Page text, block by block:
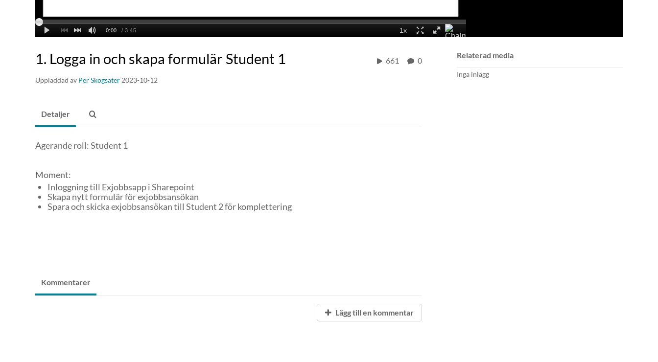
1. Logga in och skapa formulär Student 1
Uppladdad av Per Skogsäter 2023-10-12
661 0
Relaterad media
Inga inlägg
Detaljer
Agerande roll: Student 1
Moment:
Inloggning till Exjobbsapp i Sharepoint
Skapa nytt formulär för exjobbsansökan
Spara och skicka exjobbsansökan till Student 2 för komplettering
Kommentarer
Lägg till en kommentar